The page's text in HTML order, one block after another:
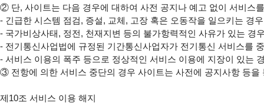
② 단, 사이트는 다음 경우에 대하여 사전 공지나 예고 없이 서비스
- 긴급한 시스템 점검, 증설, 교체, 고장 혹은 오동작을 일으키는 경우
- 국가비상사태, 정전, 천재지변 등의 불가항력적인 사유가 있는 경
- 전기통신사업법에 규정된 기간통신사업자가 전기통신 서비스를
③ 전항에 의한 서비스 중단의 경우 사이트는 사전에 공지사항 등
제10조 서비스 이용 해지